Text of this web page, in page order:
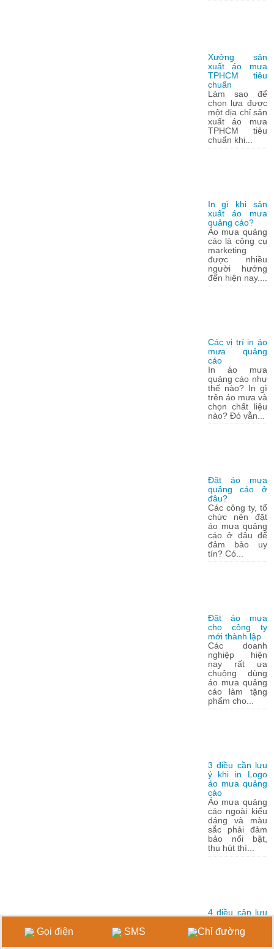
Xưởng sản
xuất áo mưa
TPHCM tiêu
chuẩn
Làm sao để
chọn lựa được
một địa chỉ sản
xuất áo mưa
TPHCM tiêu
chuẩn khi...
In gì khi sản
xuất áo mưa
quảng cáo?
Áo mưa quảng
cáo là công cụ
marketing
được nhiều
người hướng
đến hiện nay....
Các vị trí in áo
mưa quảng
cáo
In áo mưa
quảng cáo như
thế nào? In gì
trên áo mưa và
chọn chất liệu
nào? Đó vẫn...
Đặt áo mưa
quảng cáo ở
đâu?
Các công ty, tổ
chức nên đặt
áo mưa quảng
cáo ở đâu để
đảm bảo uy
tín? Có...
Đặt áo mưa
cho công ty
mới thành lập
Các doanh
nghiệp hiện
nay rất ưa
chuộng dùng
áo mưa quảng
cáo làm tặng
phẩm cho...
3 điều cần lưu
ý khi in Logo
áo mưa quảng
cáo
Áo mưa quảng
cáo ngoài kiểu
dáng và màu
sắc phải đảm
bảo nổi bật,
thu hút thì...
4 điều cân lưu
lên áo mưa
Việc in logo
Gọi điện SMS Chỉ đường